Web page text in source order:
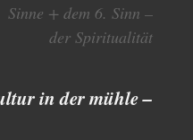
Sinne + dem 6. Sinn –
der Spiritualität
in der mühle –